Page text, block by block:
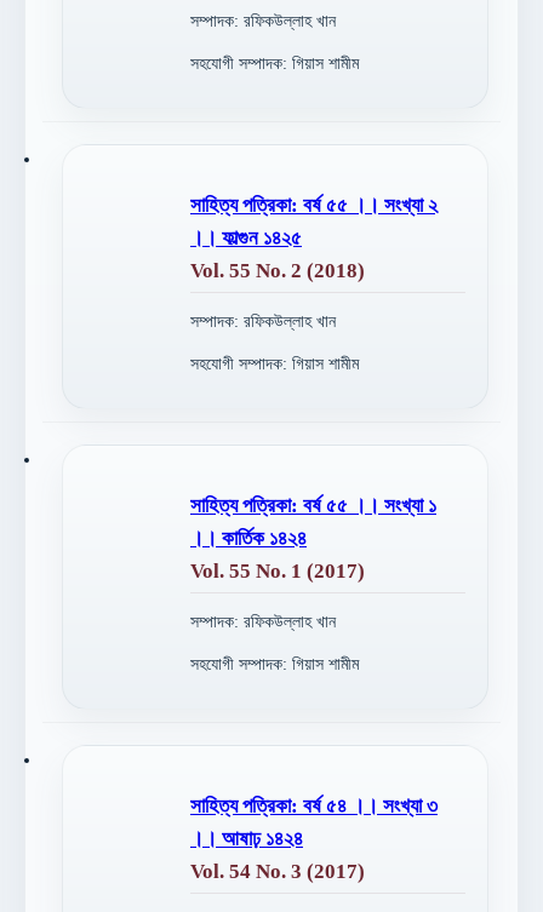
সম্পাদক: রফিকউল্লাহ খান
সহযোগী সম্পাদক: গিয়াস শামীম
সাহিত্য পত্রিকা: বর্ষ ৫৫ ।। সংখ্যা ২
।। ফাল্গুন ১৪২৫
Vol. 55 No. 2 (2018)
সম্পাদক: রফিকউল্লাহ খান
সহযোগী সম্পাদক: গিয়াস শামীম
সাহিত্য পত্রিকা: বর্ষ ৫৫ ।। সংখ্যা ১
।। কার্তিক ১৪২৪
Vol. 55 No. 1 (2017)
সম্পাদক: রফিকউল্লাহ খান
সহযোগী সম্পাদক: গিয়াস শামীম
সাহিত্য পত্রিকা: বর্ষ ৫৪ ।। সংখ্যা ৩
।। আষাঢ় ১৪২৪
Vol. 54 No. 3 (2017)